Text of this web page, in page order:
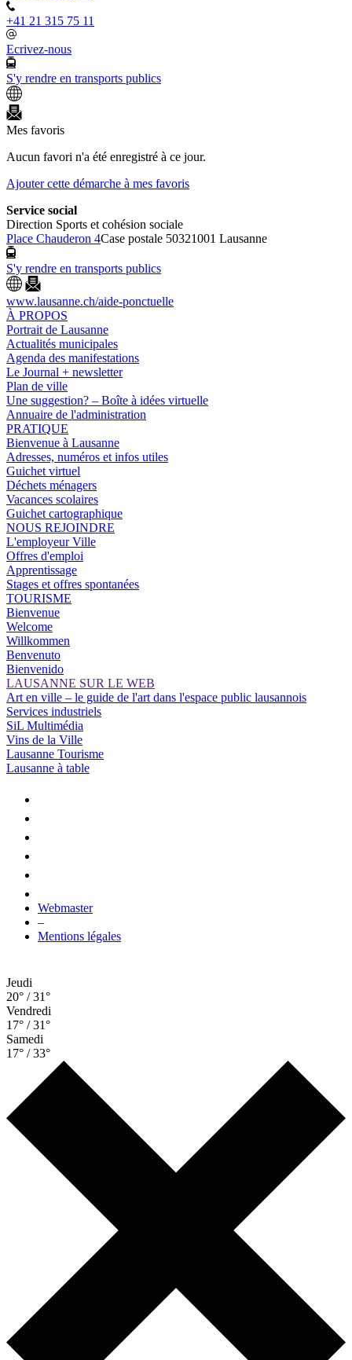
+41 21 315 75 11
Ecrivez-nous
S'y rendre en transports publics
Mes favoris
Aucun favori n'a été enregistré à ce jour.
Ajouter cette démarche à mes favoris
Service social
Direction Sports et cohésion sociale
Place Chauderon 4Case postale 50321001 Lausanne
S'y rendre en transports publics
www.lausanne.ch/aide-ponctuelle
À PROPOS
Portrait de Lausanne
Actualités municipales
Agenda des manifestations
Le Journal + newsletter
Plan de ville
Une suggestion? – Boîte à idées virtuelle
Annuaire de l'administration
PRATIQUE
Bienvenue à Lausanne
Adresses, numéros et infos utiles
Guichet virtuel
Déchets ménagers
Vacances scolaires
Guichet cartographique
NOUS REJOINDRE
L'employeur Ville
Offres d'emploi
Apprentissage
Stages et offres spontanées
TOURISME
Bienvenue
Welcome
Willkommen
Benvenuto
Bienvenido
LAUSANNE SUR LE WEB
Art en ville – le guide de l'art dans l'espace public lausannois
Services industriels
SiL Multimédia
Vins de la Ville
Lausanne Tourisme
Lausanne à table
Webmaster
–
Mentions légales
Jeudi
20° / 31°
Vendredi
17° / 31°
Samedi
17° / 33°